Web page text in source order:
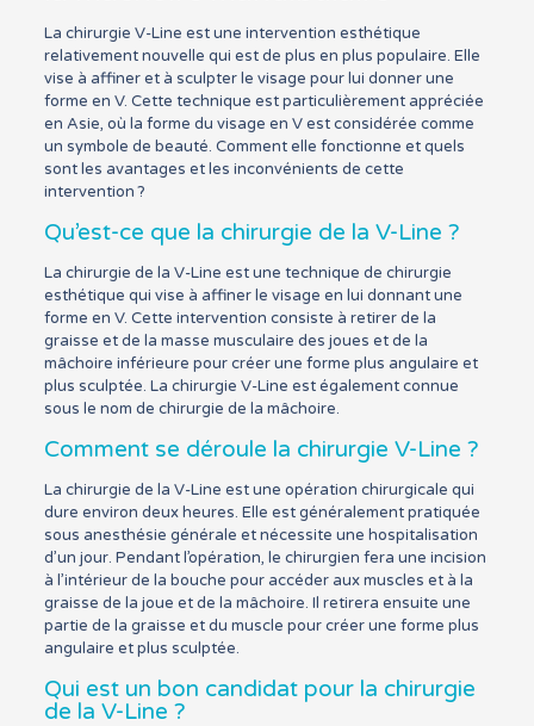
La chirurgie V-Line est une intervention esthétique
relativement nouvelle qui est de plus en plus populaire. Elle
vise à affiner et à sculpter le visage pour lui donner une
forme en V. Cette technique est particulièrement appréciée
en Asie, où la forme du visage en V est considérée comme
un symbole de beauté. Comment elle fonctionne et quels
sont les avantages et les inconvénients de cette
intervention ?
Qu’est-ce que la chirurgie de la V-Line ?
La chirurgie de la V-Line est une technique de chirurgie
esthétique qui vise à affiner le visage en lui donnant une
forme en V. Cette intervention consiste à retirer de la
graisse et de la masse musculaire des joues et de la
mâchoire inférieure pour créer une forme plus angulaire et
plus sculptée. La chirurgie V-Line est également connue
sous le nom de chirurgie de la mâchoire.
Comment se déroule la chirurgie V-Line ?
La chirurgie de la V-Line est une opération chirurgicale qui
dure environ deux heures. Elle est généralement pratiquée
sous anesthésie générale et nécessite une hospitalisation
d’un jour. Pendant l’opération, le chirurgien fera une incision
à l’intérieur de la bouche pour accéder aux muscles et à la
graisse de la joue et de la mâchoire. Il retirera ensuite une
partie de la graisse et du muscle pour créer une forme plus
angulaire et plus sculptée.
Qui est un bon candidat pour la chirurgie
de la V-Line ?